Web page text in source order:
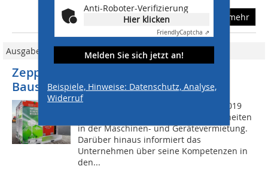
Anti-Roboter-Verifizierung
Hier klicken
FriendlyCaptcha ⇗
Melden Sie sich jetzt an!
Beispiele, Hinweise: Datenschutz, Analyse,
Widerruf
mehr
Ausgabe 03/2019
Zeppelin Rental: Effizienter
Baustellenbetrieb
www.zeppelin-rental.de Zur Bauma 2019
zeigt Zeppelin Rental zahlreiche Neuheiten
in der Maschinen- und Gerätevermietung.
Darüber hinaus informiert das
Unternehmen über seine Kompetenzen in
den...